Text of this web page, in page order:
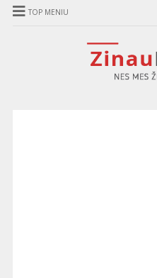
TOP MENIU